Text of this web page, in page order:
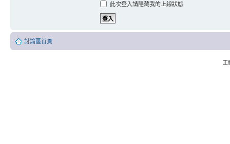
此次登入請隱藏我的上線狀態
討論區首頁
正